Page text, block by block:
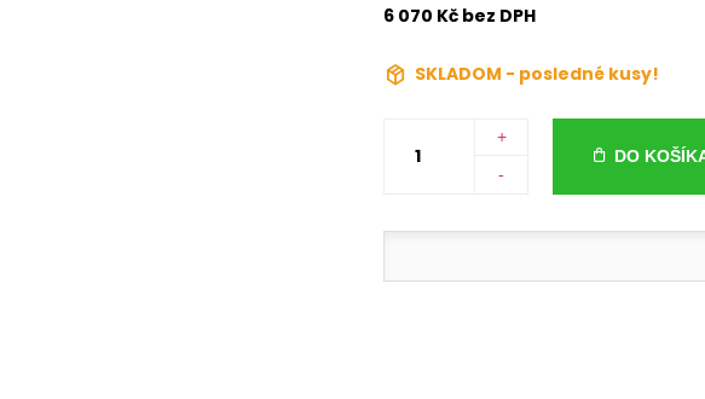
6 070 Kč bez DPH
SKLADOM - posledné kusy!
+
-
DO